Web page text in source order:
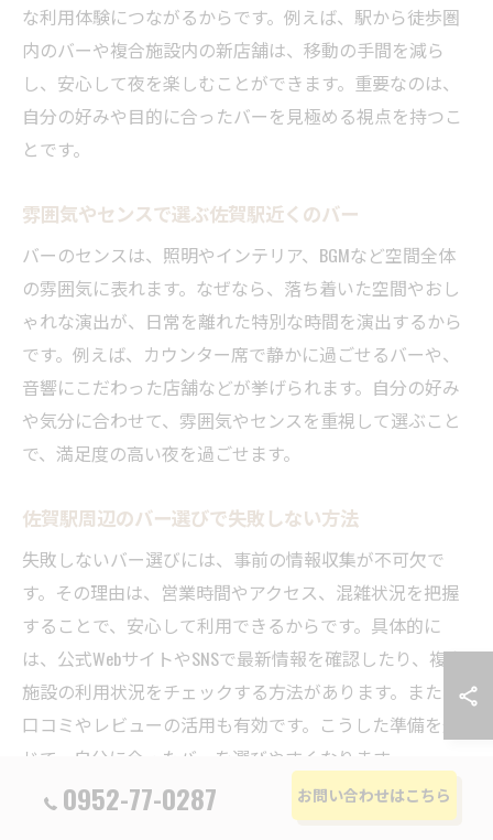
な利用体験につながるからです。例えば、駅から徒歩圏
内のバーや複合施設内の新店舗は、移動の手間を減ら
し、安心して夜を楽しむことができます。重要なのは、
自分の好みや目的に合ったバーを見極める視点を持つこ
とです。
雰囲気やセンスで選ぶ佐賀駅近くのバー
バーのセンスは、照明やインテリア、BGMなど空間全体
の雰囲気に表れます。なぜなら、落ち着いた空間やおし
ゃれな演出が、日常を離れた特別な時間を演出するから
です。例えば、カウンター席で静かに過ごせるバーや、
音響にこだわった店舗などが挙げられます。自分の好み
や気分に合わせて、雰囲気やセンスを重視して選ぶこと
で、満足度の高い夜を過ごせます。
佐賀駅周辺のバー選びで失敗しない方法
失敗しないバー選びには、事前の情報収集が不可欠で
す。その理由は、営業時間やアクセス、混雑状況を把握
することで、安心して利用できるからです。具体的に
は、公式WebサイトやSNSで最新情報を確認したり、複合
施設の利用状況をチェックする方法があります。また、
口コミやレビューの活用も有効です。こうした準備を通
じて、自分に合ったバーを選びやすくなります。
夜にぴったりな佐賀駅のバーの見分け方
0952-77-0287 お問い合わせはこちら